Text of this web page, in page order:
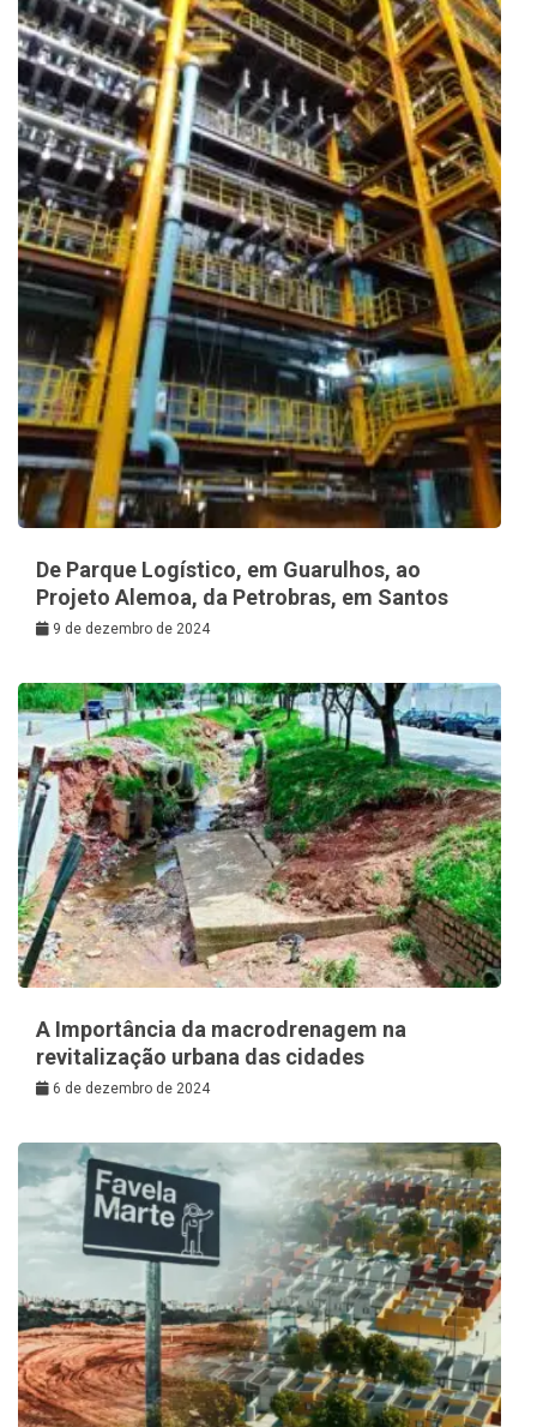
De Parque Logístico, em Guarulhos, ao
Projeto Alemoa, da Petrobras, em Santos
9 de dezembro de 2024
A Importância da macrodrenagem na
revitalização urbana das cidades
6 de dezembro de 2024